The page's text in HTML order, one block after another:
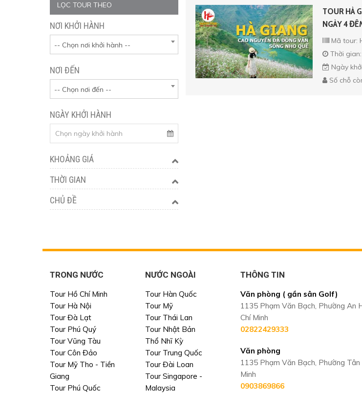
LỌC TOUR THEO
NƠI KHỞI HÀNH
-- Chọn nơi khởi hành --
NƠI ĐẾN
-- Chọn nơi đến --
NGÀY KHỞI HÀNH
KHOẢNG GIÁ
THỜI GIAN
CHỦ ĐỀ
TOUR HÀ
NGÀY 4
Mã tour:
Thời
Ngày
Số chỗ
TRONG NƯỚC
Tour Hồ Chí Minh
Tour Hà Nội
Tour Đà Lạt
Tour Phú Quý
Tour Vũng Tàu
Tour Côn Đảo
Tour Mỹ Tho - Tiền
Giang
Tour Phú Quốc
NƯỚC NGOÀI
Tour Hàn Quốc
Tour Mỹ
Tour Thái Lan
Tour Nhật Bản
Thổ Nhĩ Kỳ
Tour Trung Quốc
Tour Đài Loan
Tour Singapore -
Malaysia
THÔNG TIN
Văn phòng ( gần sân Golf)
1135 Phạm Văn Bạch, Phường An
Chí Minh
02822429333
Văn phòng
1135 Phạm Văn Bạch, Phường Tân
Minh
0903869866